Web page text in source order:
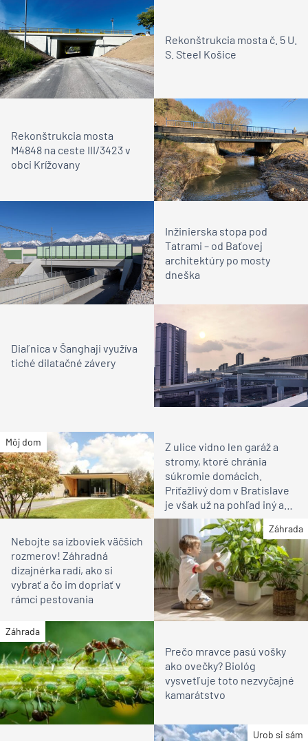
Rekonštrukcia mosta č. 5 U.
S. Steel Košice
Rekonštrukcia mosta
M4848 na ceste III/3423 v
obci Krížovany
Inžinierska stopa pod
Tatrami – od Baťovej
architektúry po mosty
dneška
Diaľnica v Šanghaji využíva
tiché dilatačné závery
Môj dom
Z ulice vidno len garáž a
stromy, ktoré chránia
súkromie domácich.
Príťažlivý dom v Bratislave
je však už na pohľad iný ako
susedia
Záhrada
Nebojte sa izboviek väčších
rozmerov! Záhradná
dizajnérka radí, ako si
vybrať a čo im dopriať v
rámci pestovania
Záhrada
Prečo mravce pasú vošky
ako ovečky? Biológ
vysvetľuje toto nezvyčajné
kamarátstvo
Urob si sám